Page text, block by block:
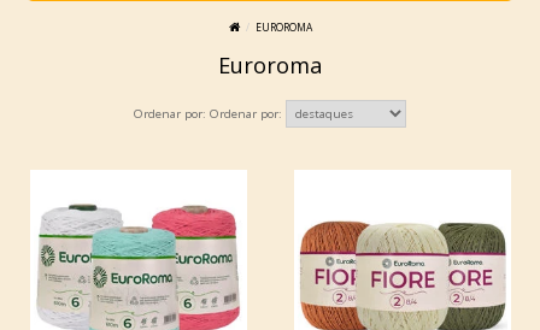
EUROROMA
Euroroma
Ordenar por: